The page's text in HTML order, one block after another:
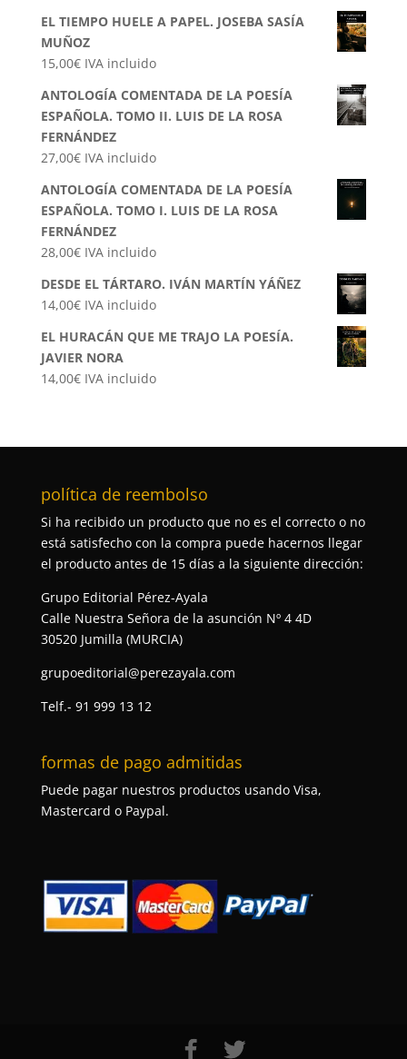
EL TIEMPO HUELE A PAPEL. JOSEBA SASÍA
MUÑOZ
15,00€ IVA incluido
ANTOLOGÍA COMENTADA DE LA POESÍA
ESPAÑOLA. TOMO II. LUIS DE LA ROSA
FERNÁNDEZ
27,00€ IVA incluido
ANTOLOGÍA COMENTADA DE LA POESÍA
ESPAÑOLA. TOMO I. LUIS DE LA ROSA
FERNÁNDEZ
28,00€ IVA incluido
DESDE EL TÁRTARO. IVÁN MARTÍN YÁÑEZ
14,00€ IVA incluido
EL HURACÁN QUE ME TRAJO LA POESÍA.
JAVIER NORA
14,00€ IVA incluido
política de reembolso
Si ha recibido un producto que no es el correcto o no
está satisfecho con la compra puede hacernos llegar
el producto antes de 15 días a la siguiente dirección:
Grupo Editorial Pérez-Ayala
Calle Nuestra Señora de la asunción Nº 4 4D
30520 Jumilla (MURCIA)
grupoeditorial@perezayala.com
Telf.- 91 999 13 12
formas de pago admitidas
Puede pagar nuestros productos usando Visa,
Mastercard o Paypal.